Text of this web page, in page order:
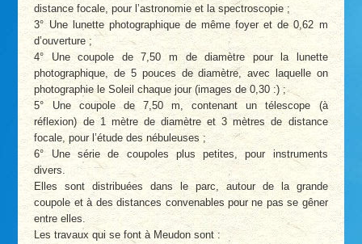
distance focale, pour l’astronomie et la spectroscopie ;
3° Une lunette photographique de même foyer et de 0,62 m
d’ouverture ;
4° Une coupole de 7,50 m de diamètre pour la lunette
photographique, de 5 pouces de diamètre, avec laquelle on
photographie le Soleil chaque jour (images de 0,30 :) ;
5° Une coupole de 7,50 m, contenant un télescope (à
réflexion) de 1 mètre de diamètre et 3 mètres de distance
focale, pour l’étude des nébuleuses ;
6° Une série de coupoles plus petites, pour instruments
divers.
Elles sont distribuées dans le parc, autour de la grande
coupole et à des distances convenables pour ne pas se gêner
entre elles.
Les travaux qui se font à Meudon sont :